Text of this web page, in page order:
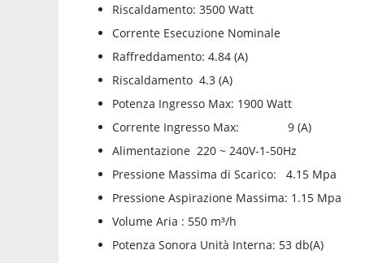
Riscaldamento: 3500 Watt
Corrente Esecuzione Nominale
Raffreddamento: 4.84 (A)
Riscaldamento 4.3 (A)
Potenza Ingresso Max: 1900 Watt
Corrente Ingresso Max: 9 (A)
Alimentazione 220 ~ 240V-1-50Hz
Pressione Massima di Scarico: 4.15 Mpa
Pressione Aspirazione Massima: 1.15 Mpa
Volume Aria : 550 m³/h
Potenza Sonora Unità Interna: 53 db(A)